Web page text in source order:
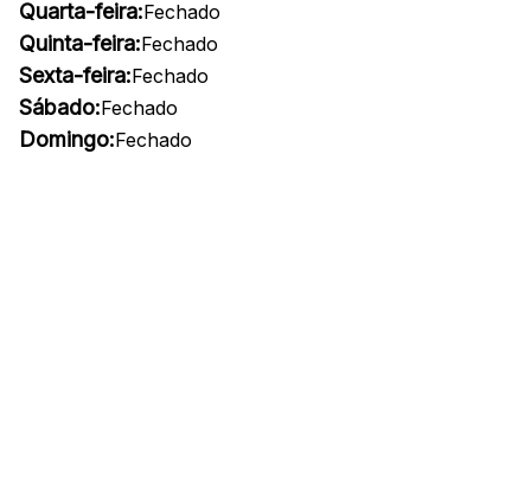
Quarta-feira:Fechado
Quinta-feira:Fechado
Sexta-feira:Fechado
Sábado:Fechado
Domingo:Fechado